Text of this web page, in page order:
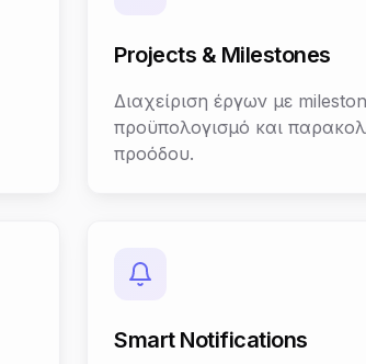
Projects & Milestones
Διαχείριση έργων με
προϋπολογισμό και
προόδου.
Smart Notifications